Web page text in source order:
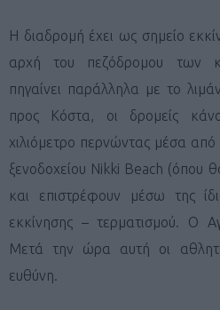
Η διαδρομή έχει ως σημείο
αρχή του πεζόδρομου των
πηγαίνει παράλληλα με το
προς Κόστα, οι δρομείς
χιλιόμετρο περνώντας μέσα
ξενοδοχείου Nikki Beach (όπου
και επιστρέφουν μέσω της
εκκίνησης – τερματισμού. Ο
Μετά την ώρα αυτή οι
ευθύνη.